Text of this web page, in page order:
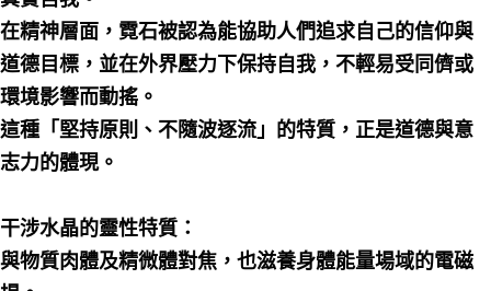
在精神層面，霓石被認為能協助人們追求自己的信仰與
道德目標，並在外界壓力下保持自我，不輕易受同儕或
環境影響而動搖。
這種「堅持原則、不隨波逐流」的特質，正是道德與意
志力的體現。
干涉水晶的靈性特質：
與物質肉體及精微體對焦，也滋養身體能量場域的電磁